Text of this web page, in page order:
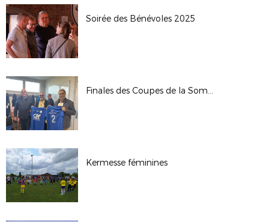
Soirée des Bénévoles 2025
Finales des Coupes de la Somme Seniors 2025
Kermesse féminines